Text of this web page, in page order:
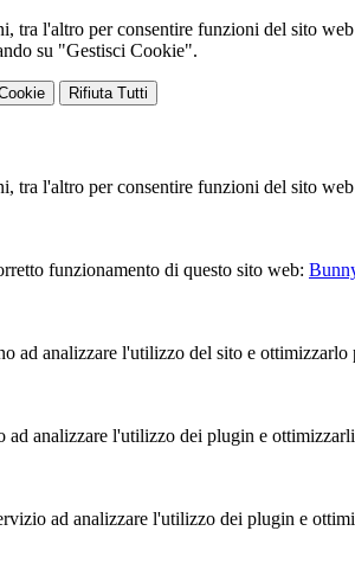
tra l'altro per consentire funzioni del sito
su "Gestisci Cookie".
Rifiuta Tutti
tra l'altro per consentire funzioni del sito
funzionamento di questo sito web:
ad analizzare l'utilizzo del sito e ottimizzarlo
analizzare l'utilizzo dei plugin e
ad analizzare l'utilizzo dei plugin e